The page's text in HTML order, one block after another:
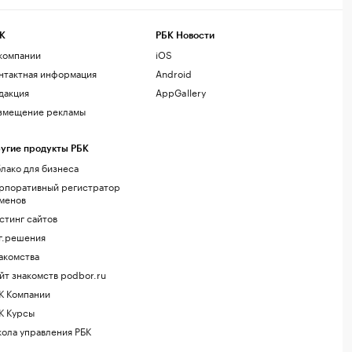
информация
рекламы
продукты РБК
для бизнеса
регистратор
сайтов
знакомств podbor.ru
Компании
Курсы
управления РБК
РБК Новости
iOS
Android
AppGallery